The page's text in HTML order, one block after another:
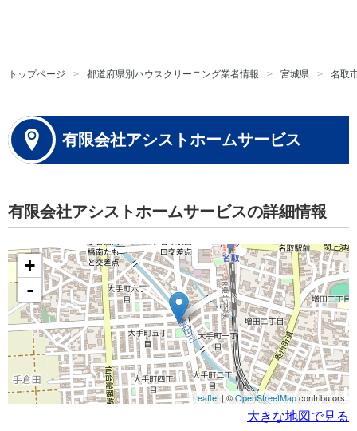
トップページ 都道府県別ハウスクリーニング業者情報 宮城県 名取
有限会社アシストホームサービス
有限会社アシストホームサービスの詳細情報
+
-
Leaflet | ©OpenStreetMapcontributors
大きな地図で見る